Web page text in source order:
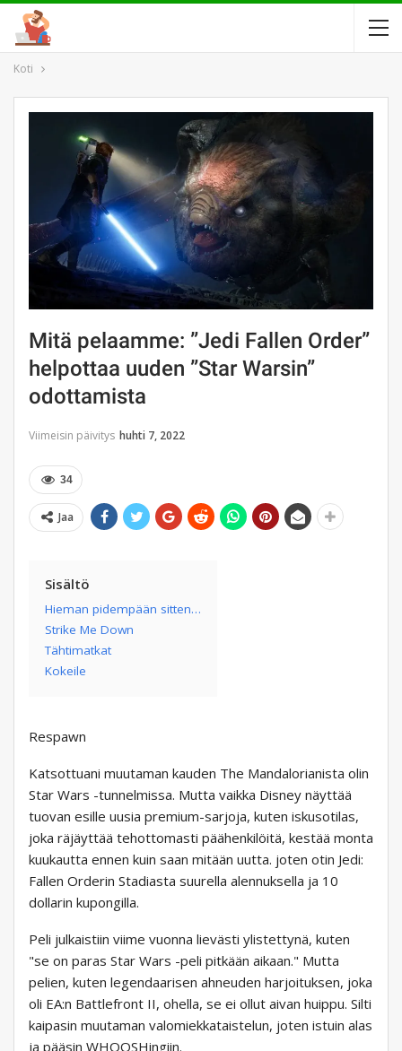
Koti
Mitä pelaamme: ”Jedi Fallen Order”
helpottaa uuden ”Star Warsin”
odottamista
Viimeisin päivitys huhti 7, 2022
34
Jaa
Sisältö
Hieman pidempään sitten…
Strike Me Down
Tähtimatkat
Kokeile
Respawn
Katsottuani muutaman kauden The Mandalorianista olin
Star Wars -tunnelmissa. Mutta vaikka Disney näyttää
tuovan esille uusia premium-sarjoja, kuten iskusotilas,
joka räjäyttää tehottomasti päähenkilöitä, kestää monta
kuukautta ennen kuin saan mitään uutta. joten otin Jedi:
Fallen Orderin Stadiasta suurella alennuksella ja 10
dollarin kupongilla.
Peli julkaistiin viime vuonna lievästi ylistettynä, kuten
"se on paras Star Wars -peli pitkään aikaan." Mutta
pelien, kuten legendaarisen ahneuden harjoituksen, joka
oli EA:n Battlefront II, ohella, se ei ollut aivan huippu. Silti
kaipasin muutaman valomiekkataistelun, joten istuin alas
ja pääsin WHOOSHingiin.